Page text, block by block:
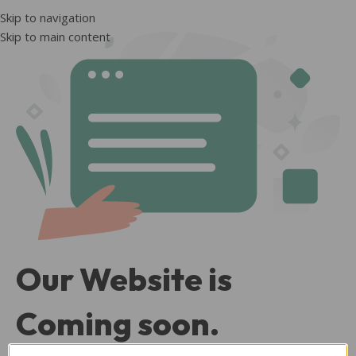
Skip to navigation
Skip to main content
Our Website is
Coming soon.